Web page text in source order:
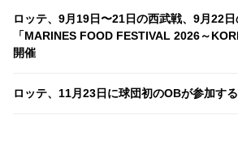
ロッテ、9月19日〜21日の西武戦、9月22
「MARINES FOOD FESTIVAL 2026～
開催
ロッテ、11月23日に球団初のOBが参加す